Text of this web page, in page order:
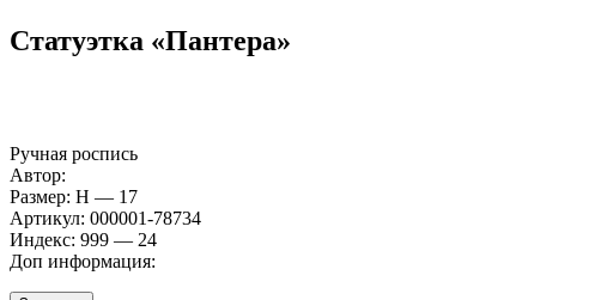
Статуэтка «Пантера»
Ручная роспись
Автор:
Размер: H — 17
Артикул: 000001-78734
Индекс: 999 — 24
Доп информация: